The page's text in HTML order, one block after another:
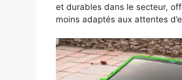
et durables dans le secteur,
moins adaptés aux attentes